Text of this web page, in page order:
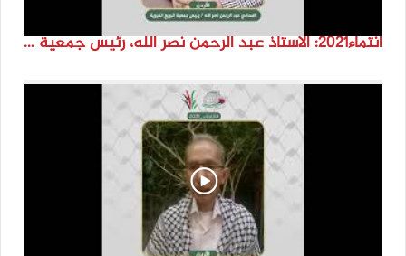
انتماء2021: الاستاذ عبد الرحمن نصر الله، رئيس جمعية البريج الخيرية، الاردن